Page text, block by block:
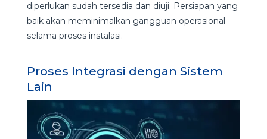
diperlukan sudah tersedia dan diuji. Persiapan yang
baik akan meminimalkan gangguan operasional
selama proses instalasi.
Proses Integrasi dengan Sistem
Lain